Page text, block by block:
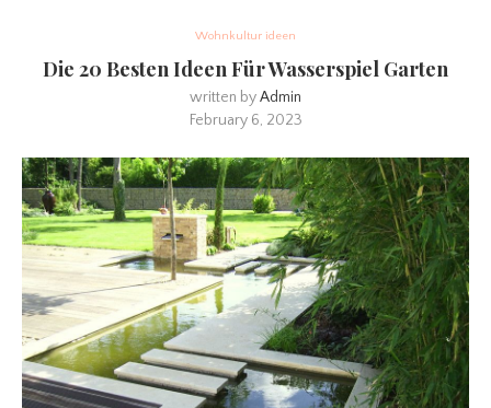
Wohnkultur ideen
Die 20 Besten Ideen Für Wasserspiel Garten
written byAdmin
February 6, 2023